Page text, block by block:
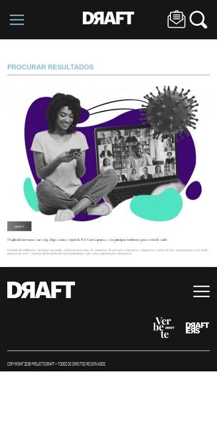
PROCURAR RESULTADOS
DRAFT
IA aplicada em exames, one-stop-shops e outras: report da ACE Cortex aponta as seis principais tendências para o setor de saúde
O estudo GrowthReport: Inovação em Saúde, elaborado pelo time da consultoria de inovação corporativa e disponível a partir de hoje gratuitamente, traz ainda
números do setor e algumas das healthtechs mais promissoras, entre outras informações estratégicas.
COPYRIGHT 2026 PROJETO DRAFT – TODOS OS DIREITOS RESERVADOS